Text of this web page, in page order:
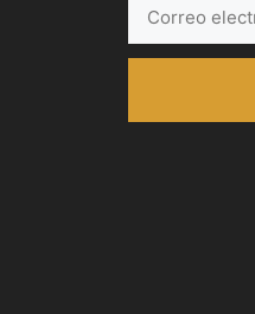
electrónico